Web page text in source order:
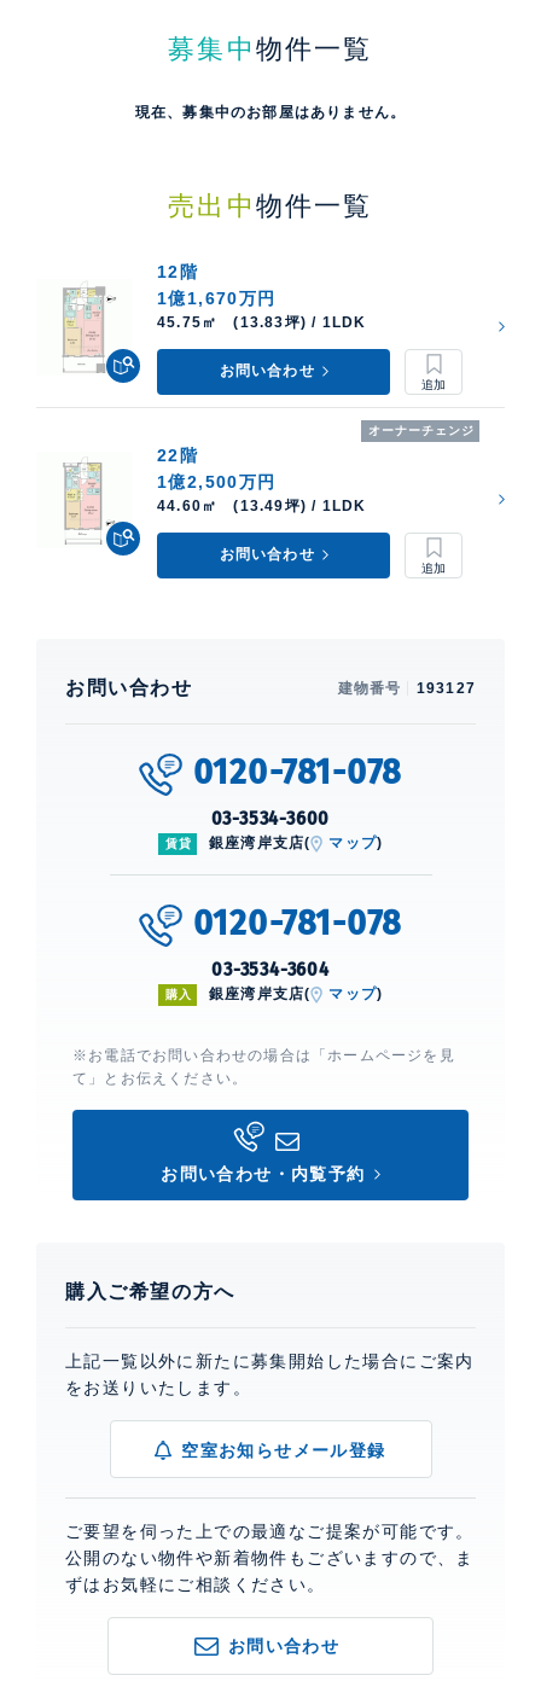
募集中 物件一覧
現在、募集中のお部屋はありません。
売出中 物件一覧
12階
1億1,670万円
45.75㎡ (13.83坪) / 1LDK
お問い合わせ
オーナーチェンジ
22階
1億2,500万円
44.60㎡ (13.49坪) / 1LDK
お問い合わせ
お問い合わせ 建物番号 193127
0120-781-078
03-3534-3600
賃貸 銀座湾岸支店( マップ)
0120-781-078
03-3534-3604
購入 銀座湾岸支店( マップ)
※お電話でお問い合わせの場合は「ホームページを見
て」とお伝えください。
お問い合わせ・内覧予約
購入ご希望の方へ
上記一覧以外に新たに募集開始した場合にご案内
をお送りいたします。
空室お知らせメール登録
ご要望を伺った上での最適なご提案が可能です。
公開のない物件や新着物件もございますので、ま
ずはお気軽にご相談ください。
お問い合わせ